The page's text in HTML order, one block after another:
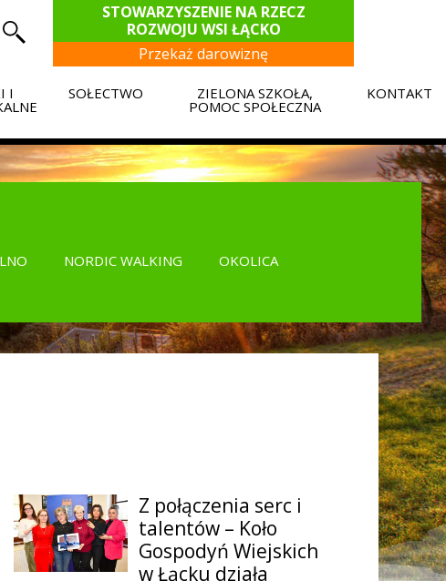
STOWARZYSZENIE NA RZECZ
ROZWOJU WSI ŁĄCKO
Przekaż darowiznę
I SOŁECTWO ZIELONA SZKOŁA,
POMOC SPOŁECZNA
KONTAKT
NORDIC WALKING
OKOLICA
Z połączenia serc i
talentów – Koło
Gospodyń Wiejskich
w Łącku działa